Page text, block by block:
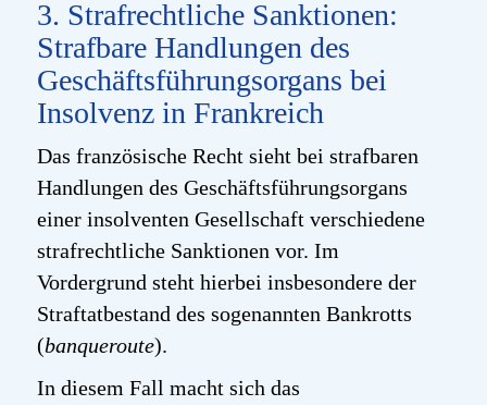
3. Strafrechtliche Sanktionen:
Strafbare Handlungen des
Geschäftsführungsorgans bei
Insolvenz in Frankreich
Das französische Recht sieht bei strafbaren
Handlungen des Geschäftsführungsorgans
einer insolventen Gesellschaft verschiedene
strafrechtliche Sanktionen vor. Im
Vordergrund steht hierbei insbesondere der
Straftatbestand des sogenannten Bankrotts
(banqueroute).
In diesem Fall macht sich das